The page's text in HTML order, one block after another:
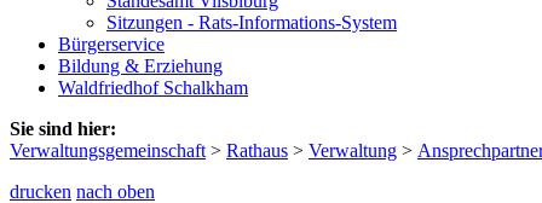
Sitzungen - Rats-Informations-System
Bürgerservice
Bildung & Erziehung
Waldfriedhof Schalkham
Sie sind hier:
Verwaltungsgemeinschaft > Rathaus > Verwaltung >
drucken nach oben